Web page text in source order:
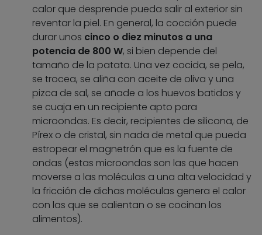
calor que desprende pueda salir al exterior sin
reventar la piel. En general, la cocción puede
durar unos cinco o diez minutos a una
potencia de 800 W, si bien depende del
tamaño de la patata. Una vez cocida, se pela,
se trocea, se aliña con aceite de oliva y una
pizca de sal, se añade a los huevos batidos y
se cuaja en un recipiente apto para
microondas. Es decir, recipientes de silicona, de
Pírex o de cristal, sin nada de metal que pueda
estropear el magnetrón que es la fuente de
ondas (estas microondas son las que hacen
moverse a las moléculas a una alta velocidad y
la fricción de dichas moléculas genera el calor
con las que se calientan o se cocinan los
alimentos).